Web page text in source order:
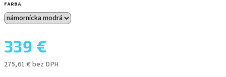
FARBA
339 €
275,61 € bez DPH